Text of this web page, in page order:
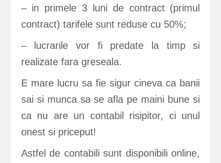
– in primele 3 luni de contract (primul
contract) tarifele sunt reduse cu 50%;
– lucrarile vor fi predate la timp si
realizate fara greseala.
E mare lucru sa fie sigur cineva ca banii
sai si munca sa se afla pe maini bune si
ca nu are un contabil risipitor, ci unul
onest si priceput!
Astfel de contabili sunt disponibili online,